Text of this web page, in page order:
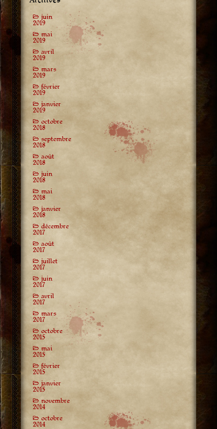
juin
2019
mai
2019
avril
2019
mars
2019
février
2019
janvier
2019
octobre
2018
septembre
2018
août
2018
juin
2018
mai
2018
janvier
2018
décembre
2017
août
2017
juillet
2017
juin
2017
avril
2017
mars
2017
octobre
2015
mai
2015
février
2015
janvier
2015
novembre
2014
octobre
2014